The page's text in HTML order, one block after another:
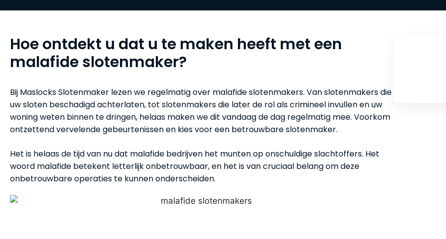
Hoe ontdekt u dat u te maken heeft met een
malafide slotenmaker?
Bij Maslocks Slotenmaker lezen we regelmatig over malafide slotenmakers. Van slotenmakers die
uw sloten beschadigd achterlaten, tot slotenmakers die later de rol als crimineel invullen en uw
woning weten binnen te dringen, helaas maken we dit vandaag de dag regelmatig mee. Voorkom
ontzettend vervelende gebeurtenissen en kies voor een betrouwbare slotenmaker.
Het is helaas de tijd van nu dat malafide bedrijven het munten op onschuldige slachtoffers. Het
woord malafide betekent letterlijk onbetrouwbaar, en het is van cruciaal belang om deze
onbetrouwbare operaties te kunnen onderscheiden.